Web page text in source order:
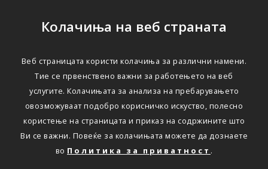
Колачиња на веб страната
Веб страницата користи колачиња за различни намени.
Тие се првенствено важни за работењето на веб
услугите. Колачињата за анализа на пребарувањето
овозможуваат подобро корисничко искуство, полесно
користење на страницата и приказ на содржините што
Ви се важни. Повеќе за колачињата можете да дознаете
во Политика за приватност .